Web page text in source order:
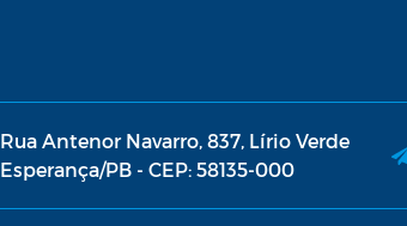
Rua Antenor Navarro, 837, Lírio Verde
Esperança/PB - CEP: 58135-000